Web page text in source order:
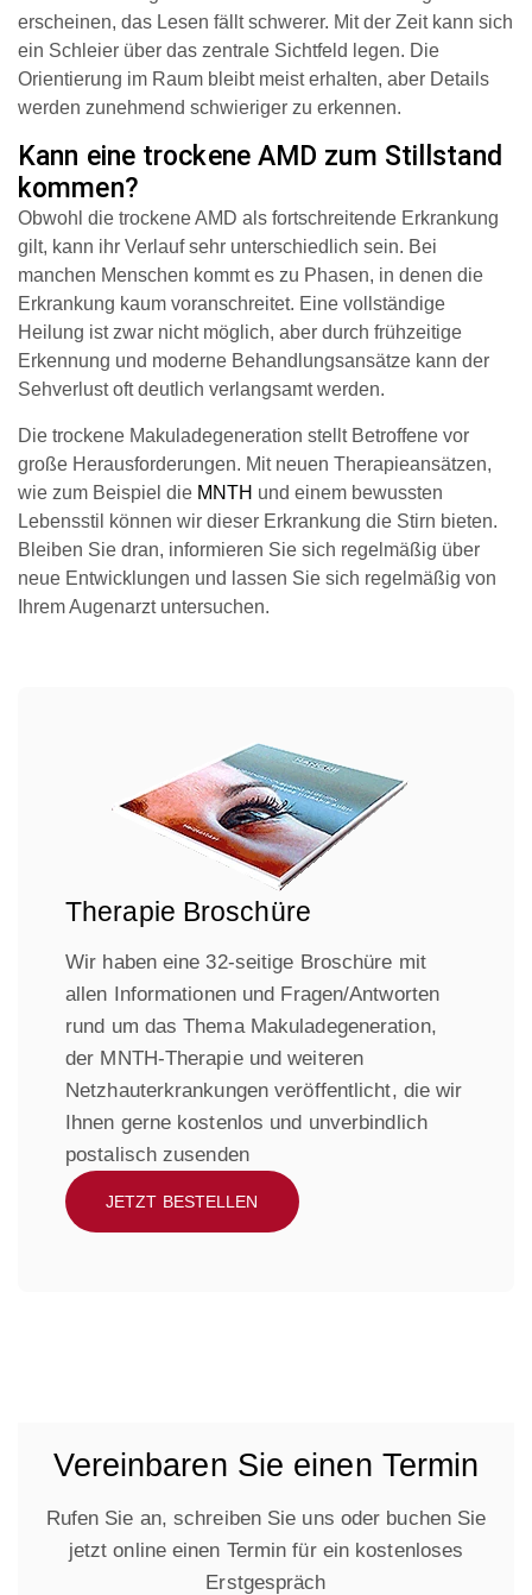
erscheinen, das Lesen fällt schwerer. Mit der Zeit kann sich
ein Schleier über das zentrale Sichtfeld legen. Die
Orientierung im Raum bleibt meist erhalten, aber Details
werden zunehmend schwieriger zu erkennen.
Kann eine trockene AMD zum Stillstand
kommen?
Obwohl die trockene AMD als fortschreitende Erkrankung
gilt, kann ihr Verlauf sehr unterschiedlich sein. Bei
manchen Menschen kommt es zu Phasen, in denen die
Erkrankung kaum voranschreitet. Eine vollständige
Heilung ist zwar nicht möglich, aber durch frühzeitige
Erkennung und moderne Behandlungsansätze kann der
Sehverlust oft deutlich verlangsamt werden.
Die trockene Makuladegeneration stellt Betroffene vor
große Herausforderungen. Mit neuen Therapieansätzen,
wie zum Beispiel die MNTH und einem bewussten
Lebensstil können wir dieser Erkrankung die Stirn bieten.
Bleiben Sie dran, informieren Sie sich regelmäßig über
neue Entwicklungen und lassen Sie sich regelmäßig von
Ihrem Augenarzt untersuchen.
Therapie Broschüre
Wir haben eine 32-seitige Broschüre mit
allen Informationen und Fragen/Antworten
rund um das Thema Makuladegeneration,
der MNTH-Therapie und weiteren
Netzhauterkrankungen veröffentlicht, die wir
Ihnen gerne kostenlos und unverbindlich
postalisch zusenden
JETZT BESTELLEN
Vereinbaren Sie einen Termin
Rufen Sie an, schreiben Sie uns oder buchen Sie
jetzt online einen Termin für ein kostenloses
Erstgespräch